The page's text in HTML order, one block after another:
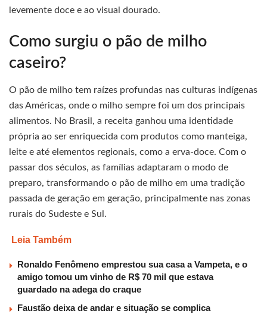
levemente doce e ao visual dourado.
Como surgiu o pão de milho
caseiro?
O pão de milho tem raízes profundas nas culturas indígenas
das Américas, onde o milho sempre foi um dos principais
alimentos. No Brasil, a receita ganhou uma identidade
própria ao ser enriquecida com produtos como manteiga,
leite e até elementos regionais, como a erva-doce. Com o
passar dos séculos, as famílias adaptaram o modo de
preparo, transformando o pão de milho em uma tradição
passada de geração em geração, principalmente nas zonas
rurais do Sudeste e Sul.
Leia Também
Ronaldo Fenômeno emprestou sua casa a Vampeta, e o
amigo tomou um vinho de R$ 70 mil que estava
guardado na adega do craque
Faustão deixa de andar e situação se complica